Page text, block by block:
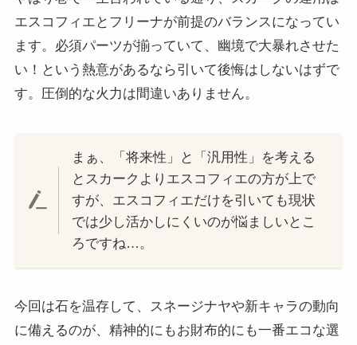
エスコフィエとフリーナが前提のバランスになってい
ます。必須パーツが揃っていて、幽境で大暴れさせた
い！という熱意があるなら引いて後悔はしないはずで
す。圧倒的な火力は間違いありません。
まぁ、「将来性」と「汎用性」を考える
とスカークよりエスコフィエの方が上で
すが、エスコフィエだけを引いても現状
では少し活かしにくいのが悩ましいとこ
ろですね…。
今回は石を温存して、スネージナヤや新キャラの動向
に備えるのが、精神的にもお財布的にも一番エコな選